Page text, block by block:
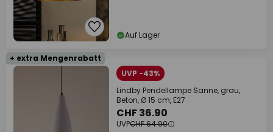
Auf Lager
+ extra Mengenrabatt
UVP -43%
Lindby Pendellampe Sanne, grau,
Beton, Ø 15 cm, E27
CHF 36.90
UVPCHF 64.90